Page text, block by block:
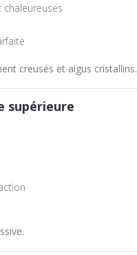
creusés et aigus cristallins.
supérieure